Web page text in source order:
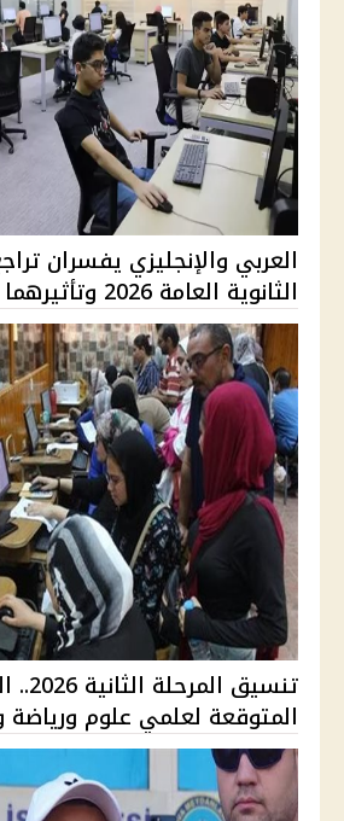
العربي والإنجليزي يفسران
الثانوية العامة 2026 وتأثيرهما ع...
تنسيق
المتوقعة لعلمي علوم ورياضة